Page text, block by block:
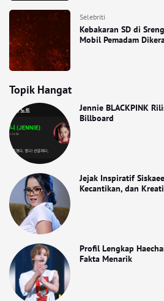
Selebriti
Kebakaran SD di
Mobil Pemadam
Topik Hangat
Jennie BLACKPINK
Billboard
Jejak Inspiratif
Kecantikan, dan
Profil Lengkap
Fakta Menarik